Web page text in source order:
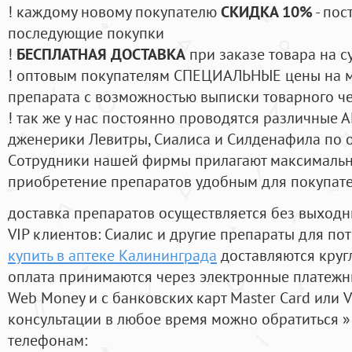
! каждому новому покупателюСКИДКА 10%-
последующие покупки
! БЕСПЛАТНАЯ ДОСТАВКА при заказе товара на
! оптовым покупателям СПЕЦИАЛЬНЫЕ цены на
препарата с возможностью выписки товарного
! так же у нас постоянно проводятся
дженерики Левитры, Сиалиса и Силденафила по
Cотрудники нашей фирмы прилагают
приобретение препаратов удобным для
доставка препаратов осуществляется без
VIP клиентов: Сиалис и другие препараты для
купить в аптеке Калининграда доставляются
оплата принимаются через электронные
Web Money и с банковских карт Master Card или
консультации в любое время можно обратиться
телефонам: